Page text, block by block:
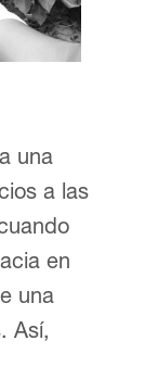
una
a las
en
una
Así,